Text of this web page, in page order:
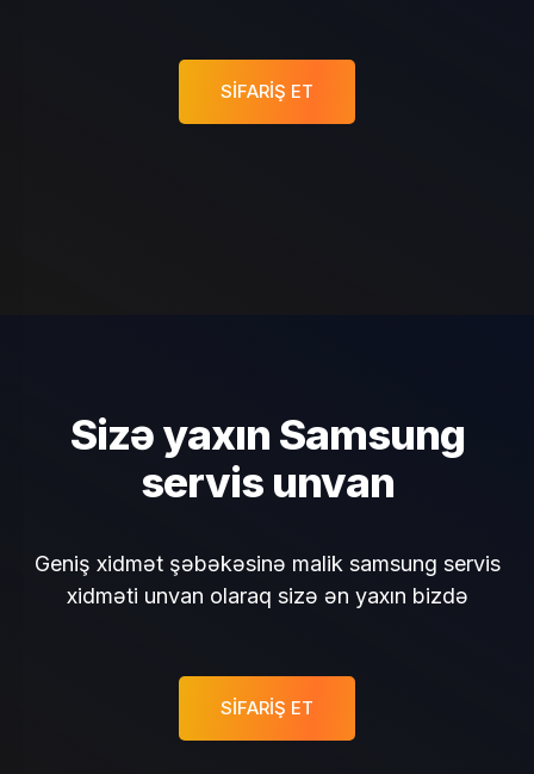
SIFARIŞ ET
Sizə yaxın Samsung
servis unvan
Geniş xidmət şəbəkəsinə malik samsung servis
xidməti unvan olaraq sizə ən yaxın bizdə
SIFARIŞ ET